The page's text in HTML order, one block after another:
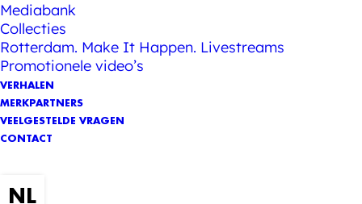
Mediabank
Collecties
Rotterdam. Make It Happen. Livestreams
Promotionele video’s
VERHALEN
MERKPARTNERS
VEELGESTELDE VRAGEN
CONTACT